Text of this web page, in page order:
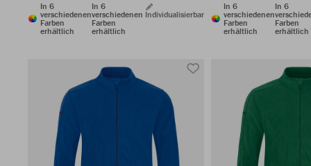
In 6
verschiedenen
Farben
erhältlich
In 6
verschiedenen
Farben
erhältlich
Individualisierbar
In 6
verschiedenen
Farben
erhältlich
In 6
Farben
erhältlich